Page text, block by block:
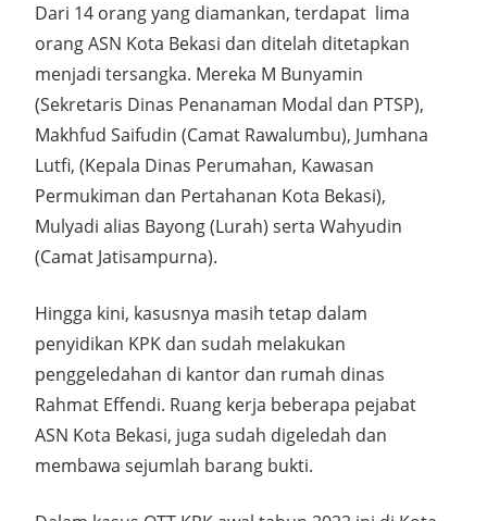
Dari 14 orang yang diamankan, terdapat lima
orang ASN Kota Bekasi dan ditelah ditetapkan
menjadi tersangka. Mereka M Bunyamin
(Sekretaris Dinas Penanaman Modal dan PTSP),
Makhfud Saifudin (Camat Rawalumbu), Jumhana
Lutfi, (Kepala Dinas Perumahan, Kawasan
Permukiman dan Pertahanan Kota Bekasi),
Mulyadi alias Bayong (Lurah) serta Wahyudin
(Camat Jatisampurna).
Hingga kini, kasusnya masih tetap dalam
penyidikan KPK dan sudah melakukan
penggeledahan di kantor dan rumah dinas
Rahmat Effendi. Ruang kerja beberapa pejabat
ASN Kota Bekasi, juga sudah digeledah dan
membawa sejumlah barang bukti.